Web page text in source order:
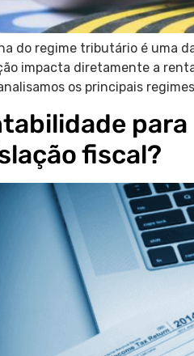
do regime tributário é uma
impacta diretamente a
os principais
fiscal?